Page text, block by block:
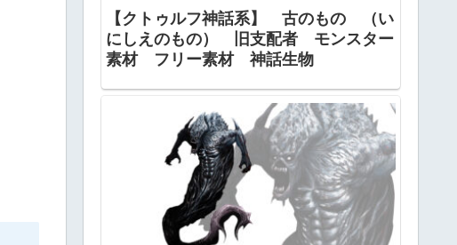
【クトゥルフ神話系】 古のもの （い
にしえのもの） 旧支配者 モンスター
素材 フリー素材 神話生物